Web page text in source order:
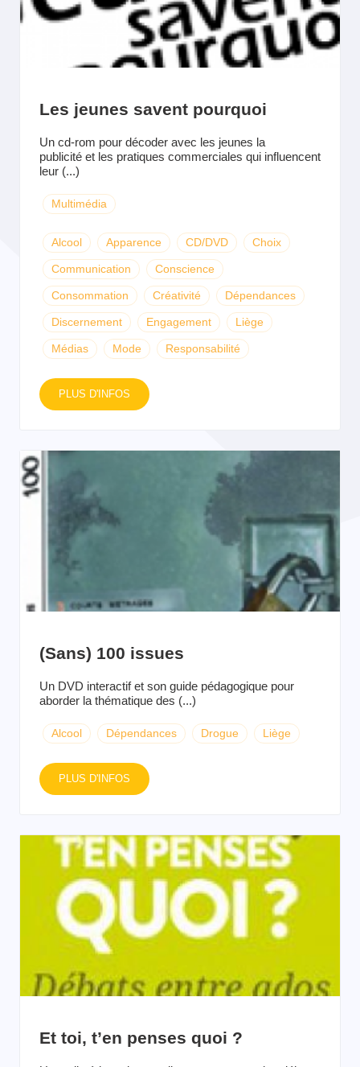
Les jeunes savent pourquoi
Un cd-rom pour décoder avec les jeunes la
publicité et les pratiques commerciales qui influencent
leur (...)
Multimédia
Alcool Apparence CD/DVD Choix
Communication Conscience
Consommation Créativité Dépendances
Discernement Engagement Liège
Médias Mode Responsabilité
PLUS D'INFOS
(Sans) 100 issues
Un DVD interactif et son guide pédagogique pour
aborder la thématique des (...)
Alcool Dépendances Drogue Liège
PLUS D'INFOS
Et toi, t’en penses quoi ?